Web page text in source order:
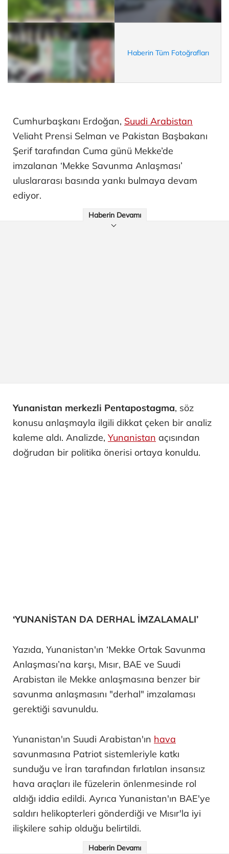
Haberin Tüm Fotoğrafları
Cumhurbaşkanı Erdoğan, Suudi Arabistan
Veliaht Prensi Selman ve Pakistan Başbakanı
Şerif tarafından Cuma günü Mekke’de
imzalanan ‘Mekke Savunma Anlaşması’
uluslararası basında yankı bulmaya devam
ediyor.
Haberin Devamı
Yunanistan merkezli Pentapostagma, söz
konusu anlaşmayla ilgili dikkat çeken bir analiz
kaleme aldı. Analizde, Yunanistan açısından
doğrudan bir politika önerisi ortaya konuldu.
‘YUNANİSTAN DA DERHAL İMZALAMALI’
Yazıda, Yunanistan'ın ‘Mekke Ortak Savunma
Anlaşması’na karşı, Mısır, BAE ve Suudi
Arabistan ile Mekke anlaşmasına benzer bir
savunma anlaşmasını "derhal" imzalaması
gerektiği savunuldu.
Yunanistan'ın Suudi Arabistan'ın hava
savunmasına Patriot sistemleriyle katkı
sunduğu ve İran tarafından fırlatılan insansız
hava araçları ile füzelerin önlenmesinde rol
aldığı iddia edildi. Ayrıca Yunanistan'ın BAE'ye
saldırı helikopterleri gönderdiği ve Mısır'la iyi
ilişkilere sahip olduğu belirtildi.
Haberin Devamı